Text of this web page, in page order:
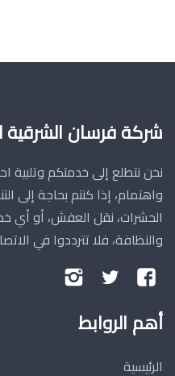
شركة فرسان الشرقية
نحن نتطلع إلى خدمتكم وتلبية
واهتمام، إذا كنتم بحاجة إلى
الحشرات، نقل العفش، أو أي
والنظافة، فلا تترددوا في
تابعنا
فيسبوك
تابعنا
تويتر
أهم الروابط
الرئيسية